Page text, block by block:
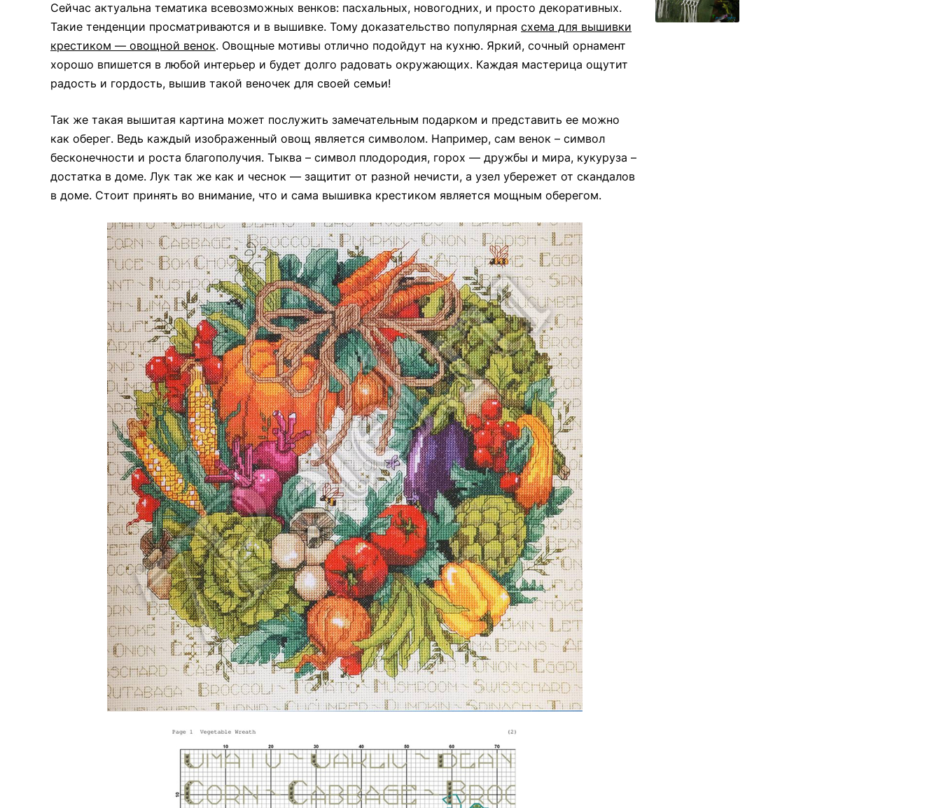
Сейчас актуальна тематика всевозможных венков: пасхальных, новогодних, и просто декоративных.
Такие тенденции просматриваются и в вышивке. Тому доказательство популярная схема для вышивки
крестиком — овощной венок. Овощные мотивы отлично подойдут на кухню. Яркий, сочный орнамент
хорошо впишется в любой интерьер и будет долго радовать окружающих. Каждая мастерица ощутит
радость и гордость, вышив такой веночек для своей семьи!
Так же такая вышитая картина может послужить замечательным подарком и представить ее можно
как оберег. Ведь каждый изображенный овощ является символом. Например, сам венок – символ
бесконечности и роста благополучия. Тыква – символ плодородия, горох — дружбы и мира, кукуруза –
достатка в доме. Лук так же как и чеснок — защитит от разной нечисти, а узел убережет от скандалов
в доме. Стоит принять во внимание, что и сама вышивка крестиком является мощным оберегом.